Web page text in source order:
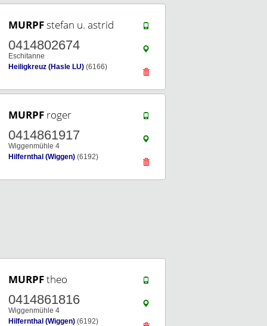
MURPFstefan u. astrid
0414802674
Eschitanne
Heiligkreuz (Hasle LU) (6166)
MURPF roger
0414861917
Wiggenmühle 4
Hilfernthal (Wiggen) (6192)
MURPFtheo
0414861816
Wiggenmühle 4
Hilfernthal (Wiggen) (6192)